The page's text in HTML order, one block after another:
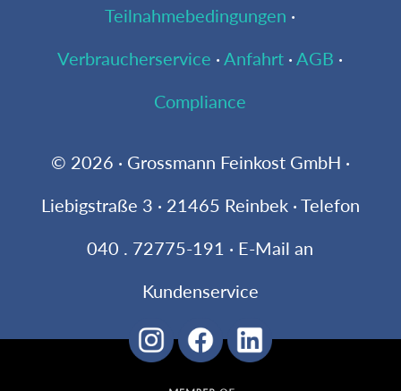
Teilnahmebedingungen ·
Verbraucherservice ·Anfahrt ·AGB ·
Compliance
© 2026 · Grossmann Feinkost GmbH ·
Liebigstraße 3 · 21465 Reinbek · Telefon
040 . 72775-191 · E-Mail an
Kundenservice